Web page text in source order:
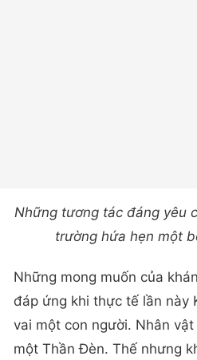
Những tương tác đáng yêu
trường hứa hẹn một
Những mong muốn của
đáp ứng khi thực tế lần này
vai một con người. Nhân
một Thần Đèn. Thế nhưng